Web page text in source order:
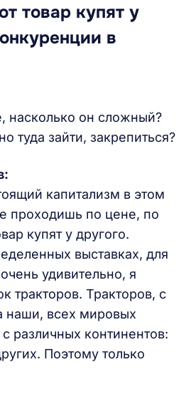
товар купят у
в
насколько он сложный?
туда зайти, закрепиться?
капитализм в этом
проходишь по цене, по
купят у другого.
выставках, для
удивительно, я
тракторов. Тракторов, с
наши, всех мировых
различных континентов:
Поэтому только